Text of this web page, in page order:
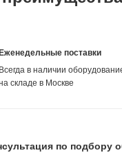
Еженедельные поставки
Всегда в наличии
складе в Москве
по подбору